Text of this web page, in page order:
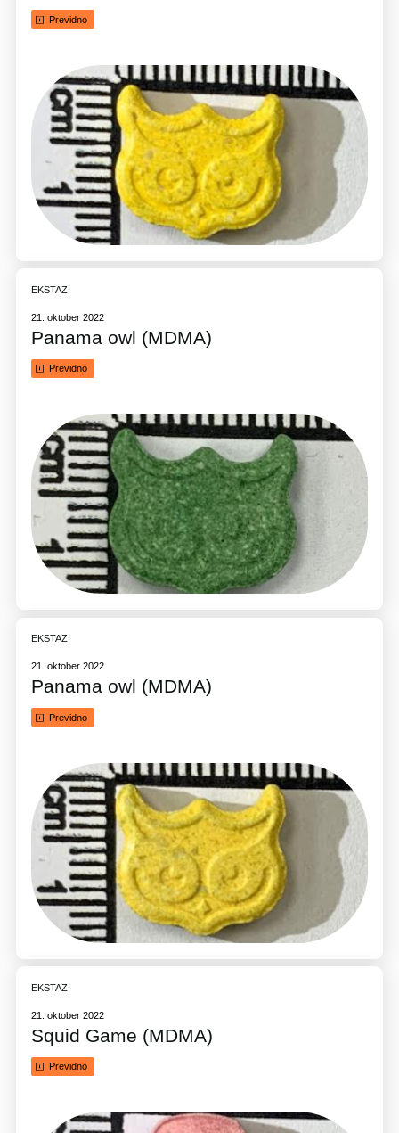
Previdno
EKSTAZI
21. oktober 2022
Panama owl (MDMA)
Previdno
EKSTAZI
21. oktober 2022
Panama owl (MDMA)
Previdno
EKSTAZI
21. oktober 2022
Squid Game (MDMA)
Previdno